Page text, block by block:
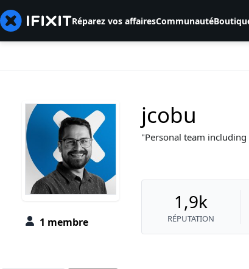
Réparez vos affairesCommunauté
1 membre
jcobu
Personal team
1,9k
RÉPUTATION